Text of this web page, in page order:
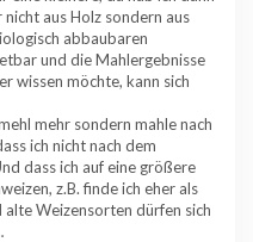
nicht aus Holz sondern aus
abbaubaren
und die Mahlergebnisse
wissen möchte, kann sich
mehr sondern mahle nach
ich nicht nach dem
dass ich auf eine größere
z.B. finde ich eher als
alte Weizensorten dürfen sich